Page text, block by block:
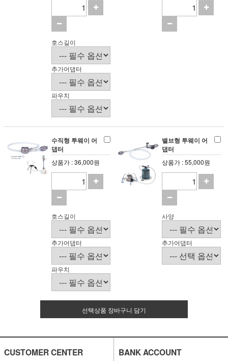
호스길이
추가어댑터
파우치
수직형 투웨이 어
댑터
상품가 : 36,000원
호스길이
추가어댑터
파우치
밸브형 투웨이 어
댑터
상품가 : 55,000원
사양
추가어댑터
선택상품 장바구니 담기
CUSTOMER CENTER BANK ACCOUNT